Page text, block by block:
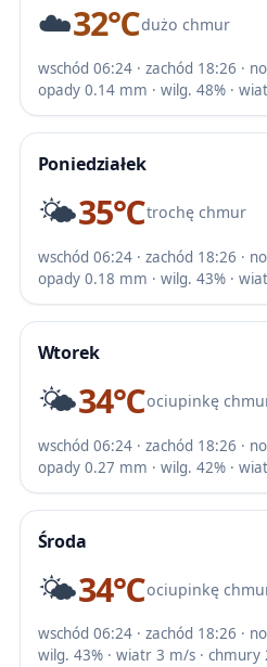
☁️32℃dużo chmur
wschód 06:24 · zachód 18:26 ·
opady 0.14 mm · wilg. 48% ·
Poniedziałek
🌤️35℃trochę chmur
wschód 06:24 · zachód 18:26 ·
opady 0.18 mm · wilg. 43% ·
Wtorek
🌤️34℃ociupinkę
wschód 06:24 · zachód 18:26 ·
opady 0.27 mm · wilg. 42% ·
Środa
🌤️34℃ociupinkę
wschód 06:24 · zachód 18:26 ·
wilg. 43% · wiatr 3 m/s · chmury